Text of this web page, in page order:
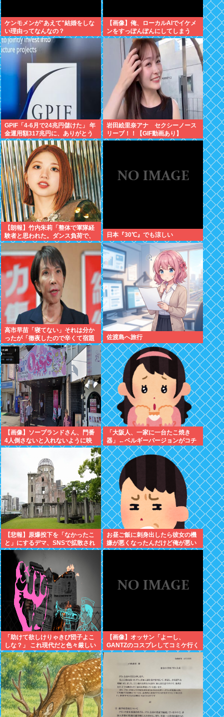
ケンモメンが"あえて"結婚をしな
い理由ってなんなの？
【画像】俺、ローカルAIでイケメ
ンをすっぽんぽんにしてしまう
www
GPIF「4-6月で24兆円儲けた」 年
金運用額317兆円に、ありがとう
高市
岩田絵里奈アナ セクシーノース
リーブ！！【GIF動画あり】
【朗報】竹内朱莉「整体で軍隊経
験者と思われた。ダンス負荷で、
私の骨と筋肉はもうグチャグチャ
になってい
日本『30℃』でも涼しい
高市早苗「寝てない」それは分か
ったが「徹夜したので辛くて宿題
やってません」って言う奴高市早
苗以外に見たことないのだが
佐渡島へ旅行
【画像】ソープランドさん、門番
4人倒さないと入れないように映
ってしまう
「大阪人、一家に一台たこ焼き
器」←ベルギーバージョンがコチ
ラ・・・・・・
【悲報】原爆投下を「なかったこ
と」にするデマ、SNSで拡散され
てしまう
お昼ご飯に刺身出したら彼女の機
嫌が悪くなったんだけど俺が悪い
のだろうか →…これアウト？
「助けて欲しけりゃきび団子よこ
しな？」 これ現代だと色々厳しい
よな
【画像】オッサン「よーし、
GANTZのコスプレしてコミケ行く
かー」